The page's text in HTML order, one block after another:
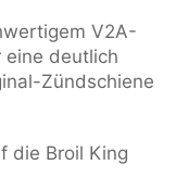
V2A-
deutlich
Zündschiene
die Broil King